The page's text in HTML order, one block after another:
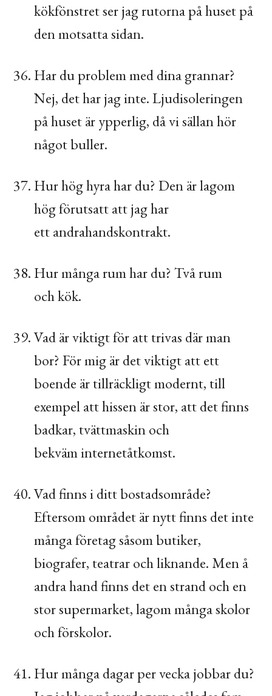
kökfönstret ser jag rutorna på huset på
den motsatta sidan.
Har du problem med dina grannar?
Nej, det har jag inte. Ljudisoleringen
på huset är ypperlig, då vi sällan hör
något buller.
Hur hög hyra har du? Den är lagom
hög förutsatt att jag har
ett andrahandskontrakt.
Hur många rum har du? Två rum
och kök.
Vad är viktigt för att trivas där man
bor? För mig är det viktigt att ett
boende är tillräckligt modernt, till
exempel att hissen är stor, att det finns
badkar, tvättmaskin och
bekväm internetåtkomst.
Vad finns i ditt bostadsområde?
Eftersom området är nytt finns det inte
många företag såsom butiker,
biografer, teatrar och liknande. Men å
andra hand finns det en strand och en
stor supermarket, lagom många skolor
och förskolor.
Hur många dagar per vecka jobbar du?